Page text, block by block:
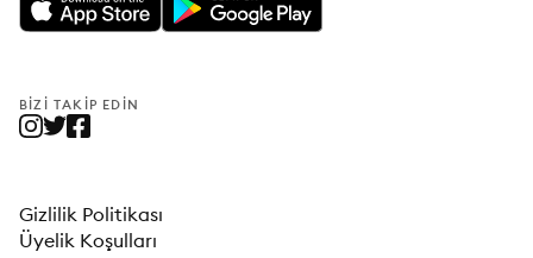
BIZI TAKIP EDIN
Gizlilik Politikası
Üyelik Koşulları